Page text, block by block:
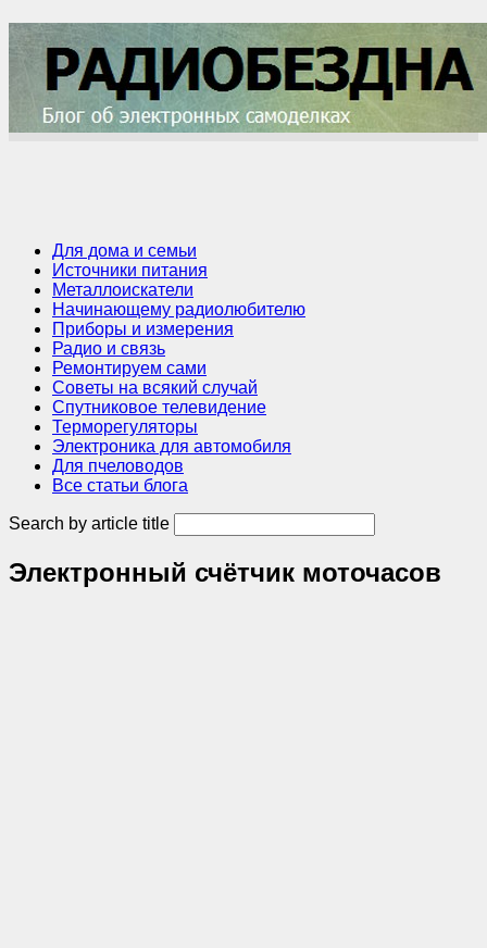
Для дома и семьи
Источники питания
Металлоискатели
Начинающему радиолюбителю
Приборы и измерения
Радио и связь
Ремонтируем сами
Советы на всякий случай
Спутниковое телевидение
Терморегуляторы
Электроника для автомобиля
Для пчеловодов
Все статьи блога
Search by article title
Электронный счётчик моточасов